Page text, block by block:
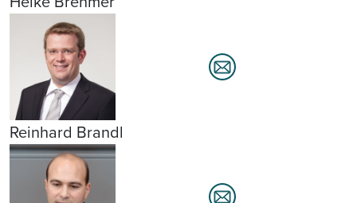
Reinhard Brandl